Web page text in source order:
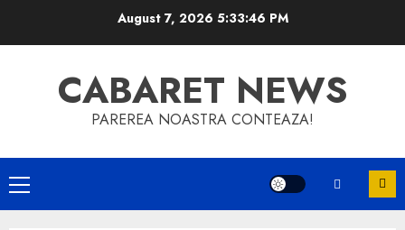
August 7, 20265:33:47 PM
CABARET NEWS
PAREREA NOASTRA CONTEAZA!
Primary
Menu